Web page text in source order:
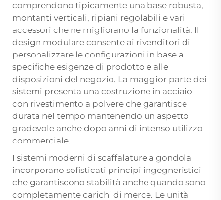
comprendono tipicamente una base robusta,
montanti verticali, ripiani regolabili e vari
accessori che ne migliorano la funzionalità. Il
design modulare consente ai rivenditori di
personalizzare le configurazioni in base a
specifiche esigenze di prodotto e alle
disposizioni del negozio. La maggior parte dei
sistemi presenta una costruzione in acciaio
con rivestimento a polvere che garantisce
durata nel tempo mantenendo un aspetto
gradevole anche dopo anni di intenso utilizzo
commerciale.
I sistemi moderni di scaffalature a gondola
incorporano sofisticati principi ingegneristici
che garantiscono stabilità anche quando sono
completamente carichi di merce. Le unità